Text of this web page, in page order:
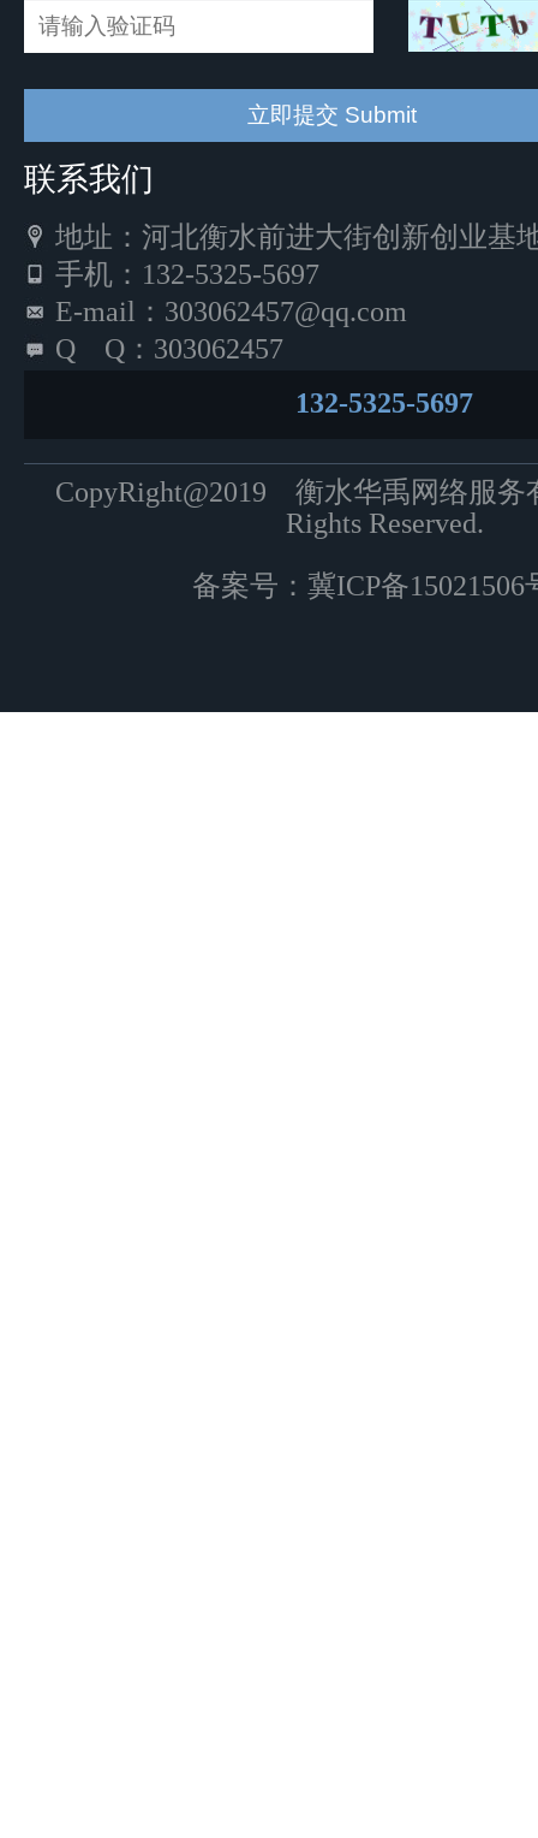
联系我们
地址：河北衡水前进大街创新创业基
手机：132-5325-5697
E-mail：303062457@qq.com
Q Q：303062457
132-5325-5697
CopyRight@2019 衡水华禹网络服
Rights Reserved.
备案号： 冀ICP备15021506